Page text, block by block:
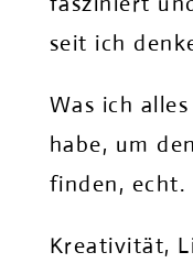
seit ich
Was ich
habe, um
finden, echt.
Kreativität,